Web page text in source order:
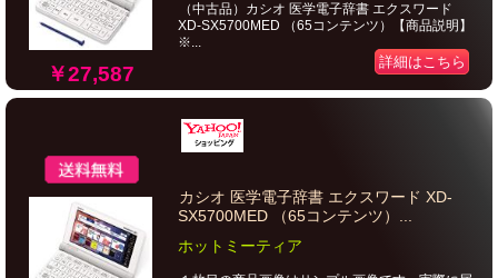
￥27,587
（中古品）カシオ 医学電子辞書 エクスワード
XD-SX5700MED （65コンテンツ）【商品説明】
※...
詳細はこちら
カシオ 医学電子辞書 エクスワード XD-
SX5700MED （65コンテンツ）...
ホットミーティア